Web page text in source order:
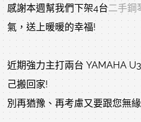
感謝本週幫我們下架4台二手鋼
氣，送上暖暖的幸福!
近期強力主打兩台 YAMAHA
己搬回家!
別再猶豫、再考慮又要跟您無